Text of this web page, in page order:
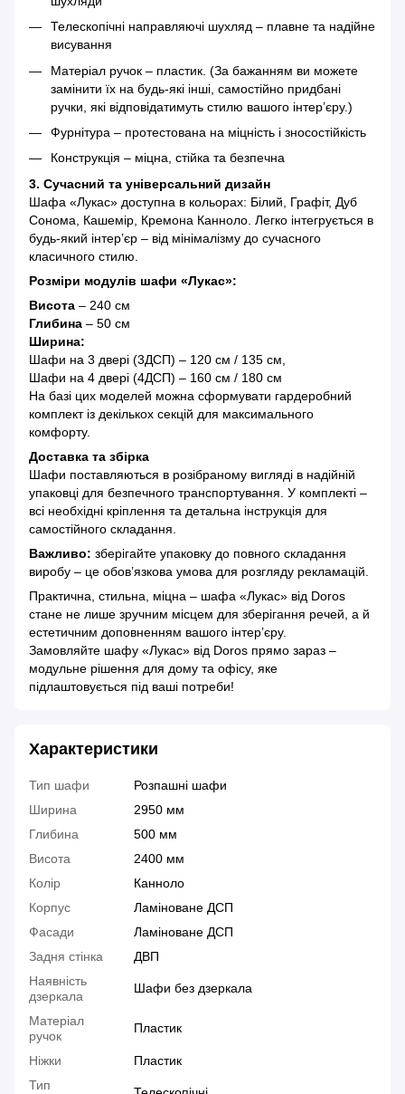
Телескопічні направляючі шухляд – плавне та надійне
висування
Матеріал ручок – пластик. (За бажанням ви можете
замінити їх на будь-які інші, самостійно придбані
ручки, які відповідатимуть стилю вашого інтер’єру.)
Фурнітура – протестована на міцність і зносостійкість
Конструкція – міцна, стійка та безпечна
3. Сучасний та універсальний дизайн
Шафа «Лукас» доступна в кольорах: Білий, Графіт, Дуб
Сонома, Кашемір, Кремона Канноло. Легко інтегрується в
будь-який інтер’єр – від мінімалізму до сучасного
класичного стилю.
Розміри модулів шафи «Лукас»:
Висота – 240 см
Глибина – 50 см
Ширина:
Шафи на 3 двері (3ДСП) – 120 см / 135 см,
Шафи на 4 двері (4ДСП) – 160 см / 180 см
На базі цих моделей можна сформувати гардеробний
комплект із декількох секцій для максимального
комфорту.
Доставка та збірка
Шафи поставляються в розібраному вигляді в надійній
упаковці для безпечного транспортування. У комплекті –
всі необхідні кріплення та детальна інструкція для
самостійного складання.
Важливо: зберігайте упаковку до повного складання
виробу – це обов’язкова умова для розгляду рекламацій.
Практична, стильна, міцна – шафа «Лукас» від Doros
стане не лише зручним місцем для зберігання речей, а й
естетичним доповненням вашого інтер’єру.
Замовляйте шафу «Лукас» від Doros прямо зараз –
модульне рішення для дому та офісу, яке
підлаштовується під ваші потреби!
Характеристики
Тип шафи
Розпашні шафи
Ширина
2950 мм
Глибина
500 мм
Висота
2400 мм
Колір
Канноло
Корпус
Ламіноване ДСП
Фасади
Ламіноване ДСП
Задня стінка
ДВП
Наявність
дзеркала
Шафи без дзеркала
Матеріал
ручок
Пластик
Ніжки
Пластик
Тип